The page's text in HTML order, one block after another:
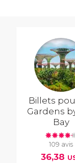
Billets
Gardens
Bay
109 avis
36,38